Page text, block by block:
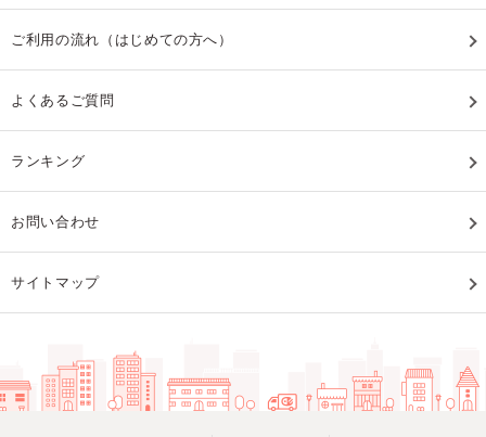
ご利用の流れ（はじめての方へ）
よくあるご質問
ランキング
お問い合わせ
サイトマップ